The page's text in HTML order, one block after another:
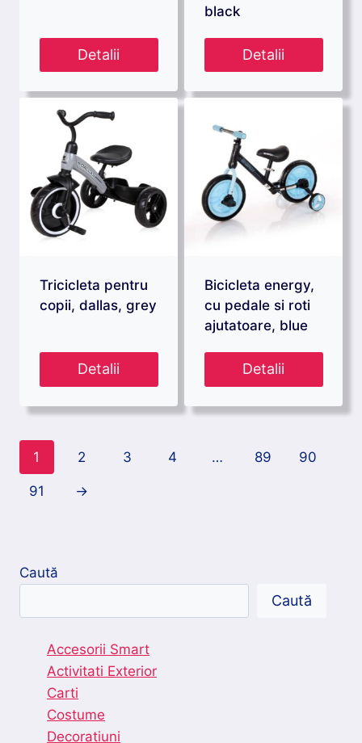
Detalii
black
Detalii
Tricicleta pentru
copii, dallas, grey
Detalii
Bicicleta energy,
cu pedale si roti
ajutatoare, blue
Detalii
1 2 3 4 … 89 90
91 →
Caută
Caută
Accesorii Smart
Activitati Exterior
Carti
Costume
Decoratiuni